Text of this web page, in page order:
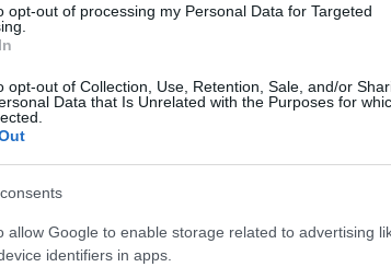
opt-out of processing my Personal Data for Targeted
opt-out of Collection, Use, Retention, Sale, and/or
Data that Is Unrelated with the Purposes for
allow Google to enable storage related to advertising
identifiers in apps.